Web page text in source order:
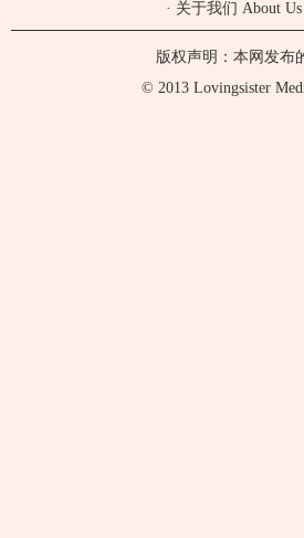
· 关于我们 About Us
版权声明：本网发布
© 2013 Lovingsister